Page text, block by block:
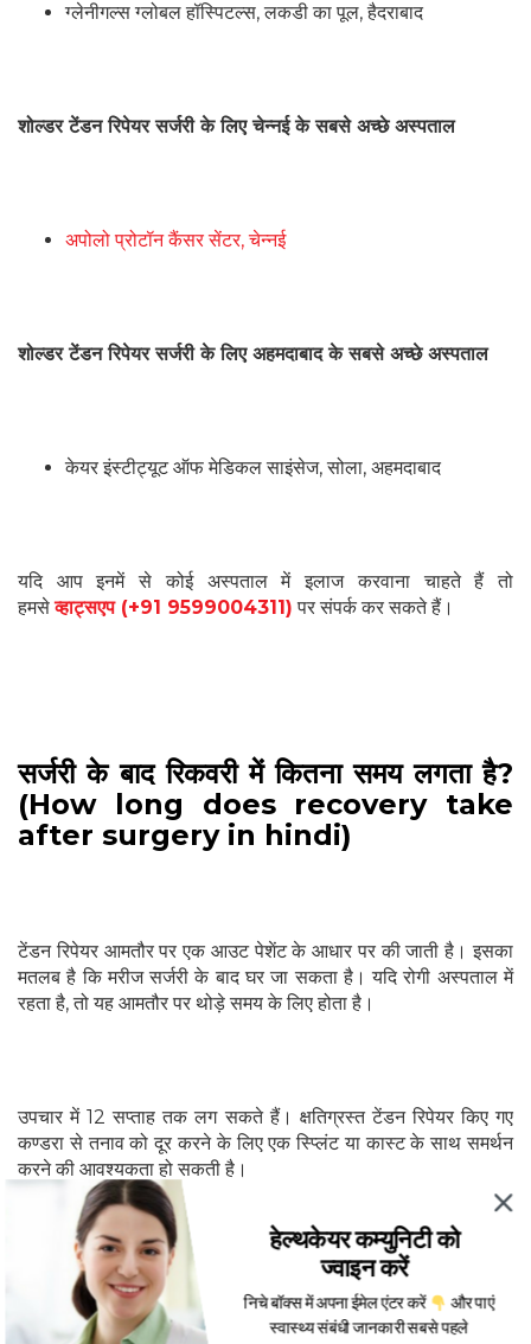
ग्लेनीगल्स ग्लोबल हॉस्पिटल्स, लकडी का पूल, हैदराबाद
शोल्डर टेंडन रिपेयर सर्जरी के लिए चेन्नई के सबसे अच्छे अस्पताल
अपोलो प्रोटॉन कैंसर सेंटर, चेन्नई
शोल्डर टेंडन रिपेयर सर्जरी केलिए अहमदाबाद के सबसे अच्छे अस्पताल
केयर इंस्टीट्यूट ऑफ मेडिकल साइंसेज, सोला, अहमदाबाद
यदि आप इनमें से कोई अस्पताल में इलाज करवाना चाहते हैं तो
हमसेव्हाट्सएप (+91 9599004311) पर संपर्क कर सकते हैं।
सर्जरी के बाद रिकवरी में कितना समय लगता है?
(How long does recovery take
after surgery in hindi)
टेंडन रिपेयर आमतौर पर एक आउट पेशेंट के आधार पर की जाती है। इसका
मतलब है कि मरीज सर्जरी के बाद घर जा सकता है। यदि रोगी अस्पताल में
रहता है, तो यह आमतौर पर थोड़े समय के लिए होता है।
उपचार में 12 सप्ताह तक लग सकते हैं। क्षतिग्रस्त टेंडन रिपेयर किए गए
कण्डरा से तनाव को दूर करने के लिए एक स्प्लिंट या कास्ट के साथ समर्थन
करने की आवश्यकता हो सकती है।
शारीरिक चिकित्सा या व्यावसायिक चिकित्सा आमतौर पर आंदोलन को
सुरक्षित तरीके से वापस करने के लिए आवश्यक है। कुछ कठोरता के साथ,
आंदोलन के धीरे-धीरे वापस आने की अपेक्षा करें।
हेल्थकेयर कम्युनिटी को
ज्वाइन करें
निचे बॉक्स में अपना ईमेल एंटर करें
और पाएं
स्वास्थ्य संबंधी जानकारी सबसे पहले